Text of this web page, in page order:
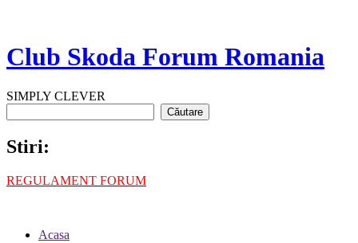
Club Skoda Forum Romania
SIMPLY CLEVER
Stiri:
REGULAMENT FORUM
Acasa